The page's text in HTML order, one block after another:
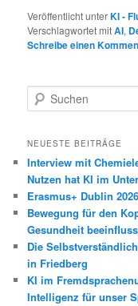
Veröffentlicht unterKI -
Verschlagwortet mitAI,
Schreibe einen
u
h
n
NEUESTE BEITRÄGE
Interview mit
Nutzen hat KI im
Erasmus+ Dublin
Bewegung für den
Gesundheit
Die
in Friedberg
KI im
Intelligenz für unser